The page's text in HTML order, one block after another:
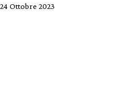
24 Ottobre 2023